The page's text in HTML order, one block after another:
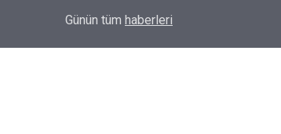
MKE’nin Yerli Savunma Teknolojileri Dünya
Günün tüm haberleri